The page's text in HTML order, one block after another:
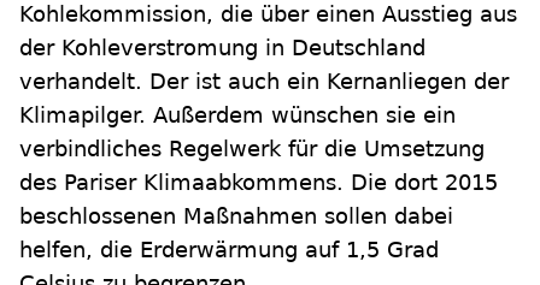
Kohlekommission, die über einen Ausstieg aus
der Kohleverstromung in Deutschland
verhandelt. Der ist auch ein Kernanliegen der
Klimapilger. Außerdem wünschen sie ein
verbindliches Regelwerk für die Umsetzung
des Pariser Klimaabkommens. Die dort 2015
beschlossenen Maßnahmen sollen dabei
helfen, die Erderwärmung auf 1,5 Grad